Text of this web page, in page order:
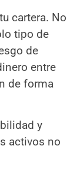
cartera. No
tipo de
de
entre
de forma
y
activos no